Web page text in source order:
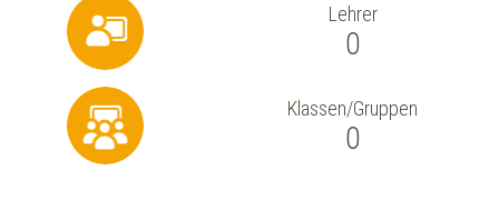
Lehrer
0
Klassen/Gruppen
0